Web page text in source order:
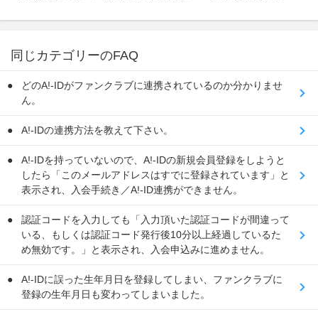
同じカテゴリーのFAQ
どのA!-IDがファンクラブに連携されているのか分かりませ
ん。
A!-IDの連携方法を教えて下さい。
A!-IDを持っていないので、A!-IDの新規会員登録をしようと
したら「このメールアドレスはすでに登録されています」と
表示され、入会手続き／A!-ID連携ができません。
認証コードを入力しても「入力頂いた認証コードが間違って
いる、もしくは認証コード発行後10分以上経過しているた
め無効です。」と表示され、入会申込みに進めません。
A!-IDに誤った生年月日を登録してしまい、ファンクラブに
登録の生年月日も変わってしまいました。